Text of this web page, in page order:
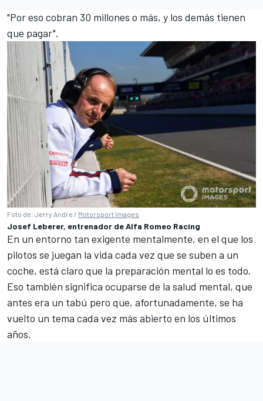
"Por eso cobran 30 millones o más, y los demás tienen
que pagar".
Foto de: Jerry Andre / Motorsport Images
Josef Leberer, entrenador de Alfa Romeo Racing
En un entorno tan exigente mentalmente, en el que los
pilotos se juegan la vida cada vez que se suben a un
coche, está claro que la preparación mental lo es todo.
Eso también significa ocuparse de la salud mental, que
antes era un tabú pero que, afortunadamente, se ha
vuelto un tema cada vez más abierto en los últimos
años.